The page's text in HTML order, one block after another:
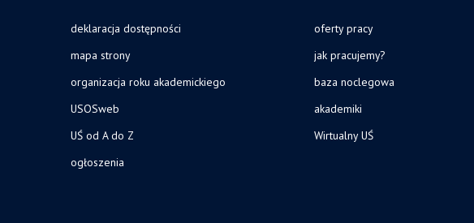
deklaracja dostępności
mapa strony
organizacja roku akademickiego
USOSweb
UŚ od A do Z
ogłoszenia
oferty pracy
jak pracujemy?
baza noclegowa
akademiki
Wirtualny UŚ